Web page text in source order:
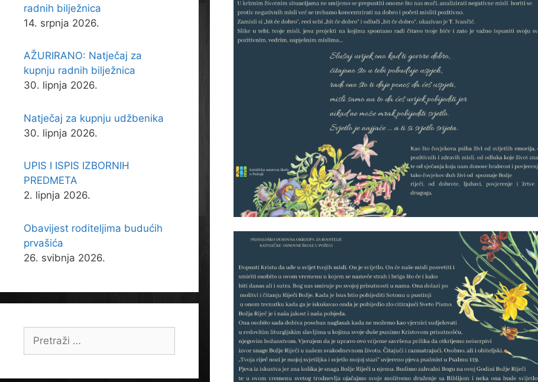
radnih bilježnica
14. srpnja 2026.
AŽURIRANO: Natječaj za
kupnju radnih bilježnica
30. lipnja 2026.
Natječaj za kupnju udžbenika
30. lipnja 2026.
UPIS I ISPIS IZBORNIH
PREDMETA
2. lipnja 2026.
Obavijest roditeljima budućih
prvašića
26. svibnja 2026.